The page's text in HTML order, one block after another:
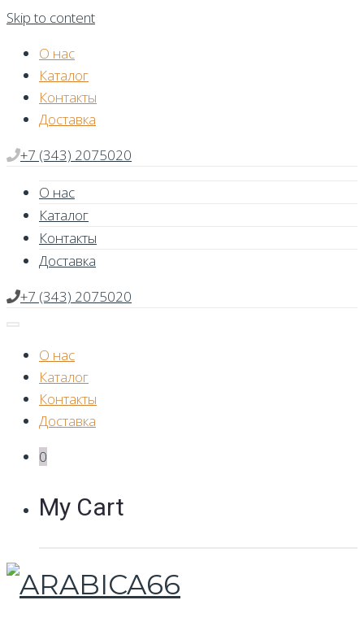
Skip to content
О нас
Каталог
Контакты
Доставка
+7 (343) 2075020
О нас
Каталог
Контакты
Доставка
+7 (343) 2075020
О нас
Каталог
Контакты
Доставка
0
My Cart